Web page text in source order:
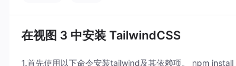
在视图 3 中安装 TailwindCSS
1.首先使用以下命令安装tailwind及其依赖项。 npm